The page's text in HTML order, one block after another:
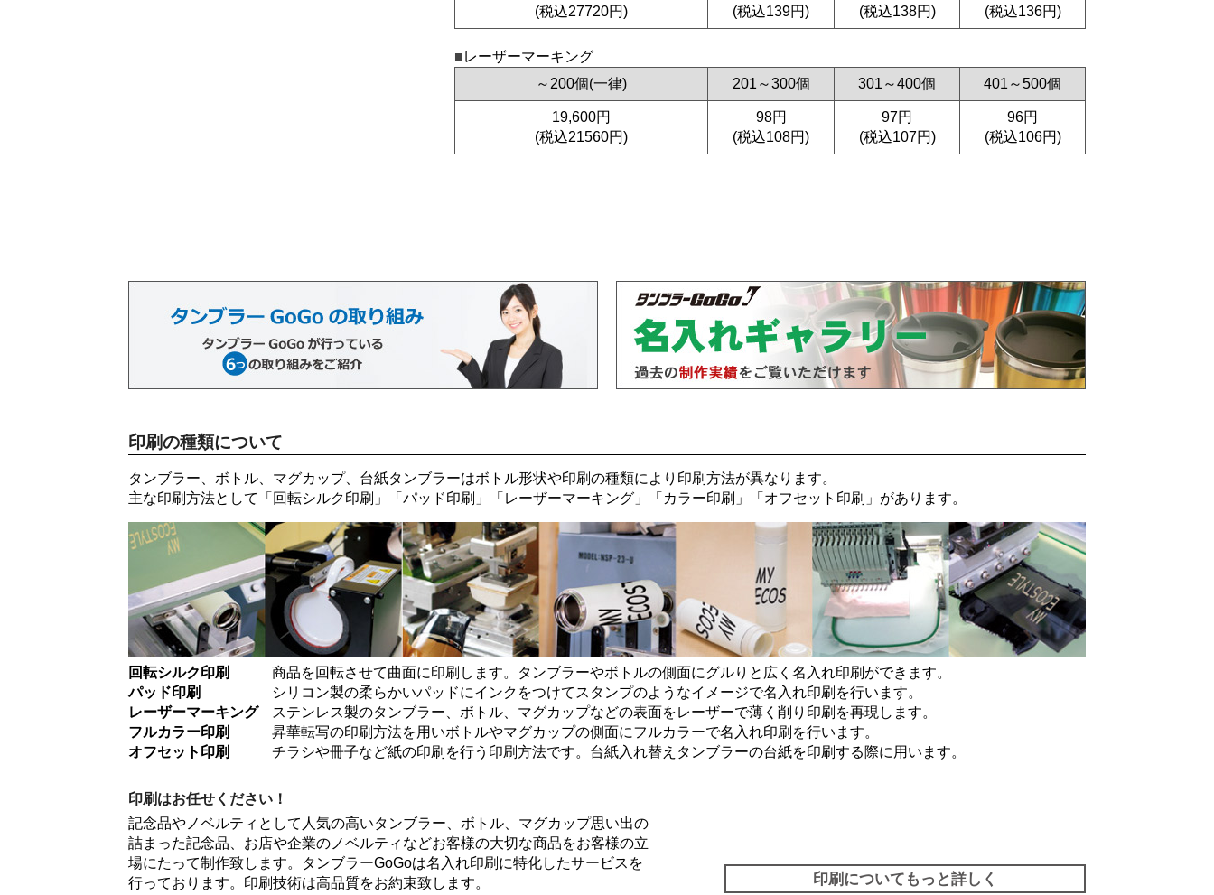
(税込27720円)
(税込139円)
(税込138円)
(税込136円)
レーザーマーキング
～200個(一律)
201～300個 301～400個 401～500個
19,600円
(税込21560円)
98円
(税込108円)
97円
(税込107円)
96円
(税込106円)
印刷の種類について
タンブラー、ボトル、マグカップ、台紙タンブラーはボトル形状や印刷の種類により印刷方法が異なります。
主な印刷方法として「 回転シルク印刷 」「 パッド印刷 」「 レーザーマーキング 」「 カラー印刷 」「 オフセット印刷 」があります。
回転シルク印刷
商品を回転させて曲面に印刷します。タンブラーやボトルの側面にグルりと広く名入れ印刷ができます。
パッド印刷
シリコン製の柔らかいパッドにインクをつけてスタンプのようなイメージで名入れ印刷を行います。
レーザーマーキング
ステンレス製のタンブラー、ボトル、マグカップなどの表面をレーザーで薄く削り印刷を再現します。
フルカラー印刷
昇華転写の印刷方法を用いボトルやマグカップの側面にフルカラーで名入れ印刷を行います。
オフセット印刷
チラシや冊子など紙の印刷を行う印刷方法です。台紙入れ替えタンブラーの台紙を印刷する際に用います。
印刷はお任せください！
記念品やノベルティとして人気の高いタンブラー、ボトル、マグカップ思い出の
詰まった記念品、お店や企業のノベルティなどお客様の大切な商品をお客様の立
場にたって制作致します。タンブラーGoGoは名入れ印刷に特化したサービスを
行っております。印刷技術は高品質をお約束致します。
印刷についてもっと詳しく